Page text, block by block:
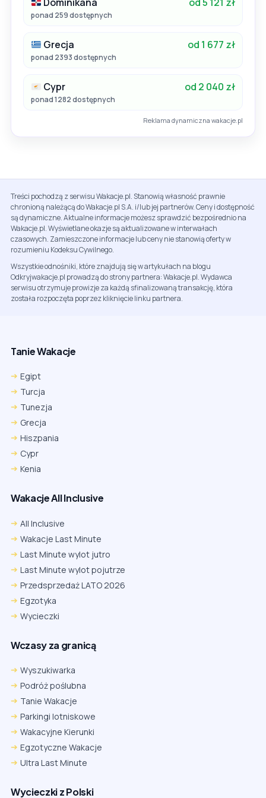
ponad 259 dostępnych
Grecja od 1 677 zł
ponad 2393 dostępnych
Cypr od 2 040 zł
ponad 1282 dostępnych
Reklama dynamiczna wakacje.pl
Treści pochodzą z serwisu Wakacje.pl. Stanowią własność prawnie
chronioną należącą do Wakacje.pl S.A. i/lub jej partnerów. Ceny i dostępność
są dynamiczne. Aktualne informacje możesz sprawdzić bezpośrednio na
Wakacje.pl. Wyświetlane okazje są aktualizowane w interwałach
czasowych. Zamieszczone informacje lub ceny nie stanowią oferty w
rozumieniu Kodeksu Cywilnego.
Wszystkie odnośniki, które znajdują się w artykułach na blogu
Odkryjwakacje.pl prowadzą do strony partnera: Wakacje.pl. Wydawca
serwisu otrzymuje prowizje za każdą sfinalizowaną transakcję, która
została rozpoczęta poprzez kliknięcie linku partnera.
Tanie Wakacje
Egipt
Turcja
Tunezja
Grecja
Hiszpania
Cypr
Kenia
Wakacje All Inclusive
All Inclusive
Wakacje Last Minute
Last Minute wylot jutro
Last Minute wylot pojutrze
Przedsprzedaż LATO 2026
Egzotyka
Wycieczki
Wczasy za granicą
Wyszukiwarka
Podróż poślubna
Tanie Wakacje
Parkingi lotniskowe
Wakacyjne Kierunki
Egzotyczne Wakacje
Ultra Last Minute
Wycieczki z Polski